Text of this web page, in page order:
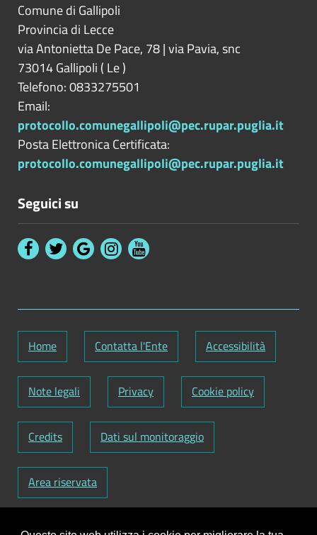
Comune di Gallipoli
Provincia di Lecce
via Antonietta De Pace, 78 | via Pavia, snc
73014Gallipoli ( Le)
Telefono: 0833275501
Email:
protocollo.comunegallipoli@pec.rupar.puglia.it
Posta Elettronica Certificata:
protocollo.comunegallipoli@pec.rupar.puglia.it
Seguici su
Home Contatta l'Ente Accessibilità
Note legali Privacy Cookie policy
Credits Dati sul monitoraggio
Area riservata
Codice Fiscale: 82000090751-Partita IVA: